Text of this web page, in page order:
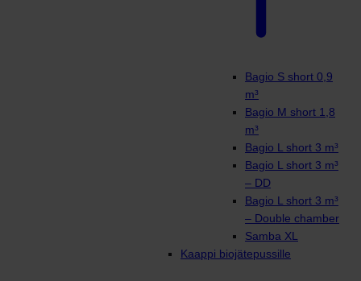
Bagio S short 0,9
m³
Bagio M short 1,8
m³
Bagio L short 3 m³
Bagio L short 3 m³
– DD
Bagio L short 3 m³
– Double chamber
Samba XL
Kaappi biojätepussille